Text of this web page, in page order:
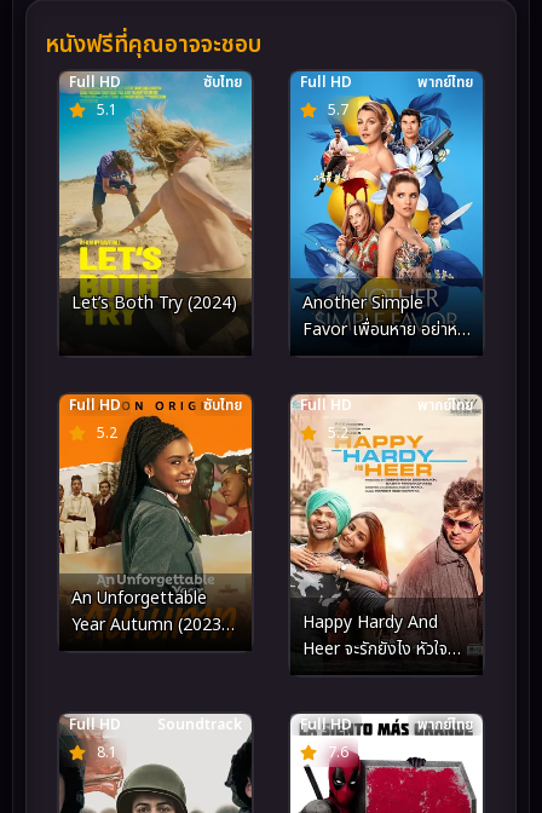
หนังฟรีที่คุณอาจจะชอบ
5.1
Full HD ซับไทย
Let’s Both Try (2024)
5.7
Full HD พากย์ไทย
Another Simple
Favor เพื่อนหาย อย่าหา
2 (2025)
5.2
Full HD ซับไทย
An Unforgettable
Year Autumn (2023)
ปีที่ไม่อาจลืมเลือน ฤดู
5.2
Full HD พากย์ไทย
Happy Hardy And
Heer จะรักยังไง หัวใจ
ดวงเดียว (2020)
8.1
Full HD Soundtrack
7.6
Full HD พากย์ไทย